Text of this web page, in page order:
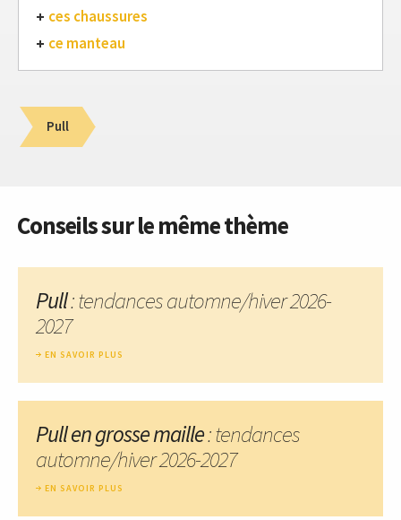
ces chaussures
ce manteau
Pull
Conseils sur le même thème
Pull: tendances automne/hiver 2026-
2027
EN SAVOIR PLUS
Pull en grosse maille: tendances
automne/hiver 2026-2027
EN SAVOIR PLUS